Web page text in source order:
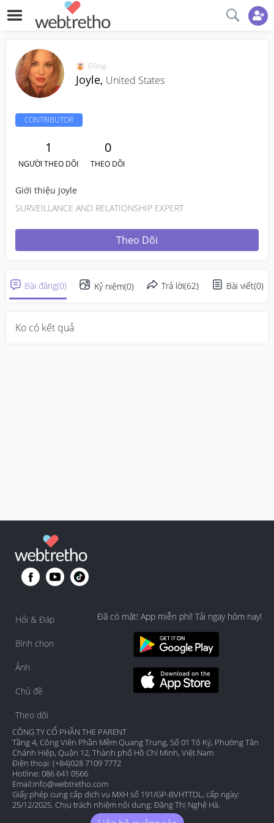
Đồng
Joyle, United States
CONTRIBUTOR
1
NGƯỜI THEO DÕI
0
THEO DÕI
Giới thiệu Joyle
SURVEILLANCE AND RELATIONSHIP EXPERT
Theo Dõi
Bài đăng(0) Kỷ niệm(0) Trả lời(62) Bài viết(0)
Ko có kết quả
Hỏi & Đáp
Bình chọn
Ảnh
Chủ đề
Theo dõi
Đã có mặt! App miễn phí! Tải ngay hôm nay!
CÔNG TY CỔ PHẦN THE PARENT
Tầng 4, Công Viên Phần Mềm Quang Trung, Số 01 Tô Ký, Phường Tân
Chánh Hiệp, Quận 12, Thành phố Hồ Chí Minh, Việt Nam
Điện thoại: (+84)028 7109 7772
Hotline: 086 641 0566
Email:info@webtretho.com
Giấy phép cung cấp dịch vụ MXH số 191/GP-BVHTTDL, cấp ngày:
25/12/2025. Chịu trách nhiệm nội dung: Đặng Thị Nghệ Hà.